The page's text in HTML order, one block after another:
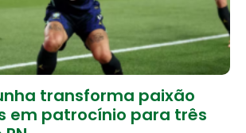
transforma paixão
em patrocínio para três